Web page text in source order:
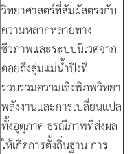
วิทยาศาสตร์ที่สัมผัสตรงกับ
ความหลากหลายทาง
ชีวภาพและระบบนิเวศจาก
ดอยถึงลุ่มแม่น้ำปิงที่
รวบรวมความเชิงพิภพวิทยา
พลังงานและการเปลี่ยนแปล
ทั้งอุตุภาค ธรณีภาพที่ส่งผล
ให้เกิดการตั้งถิ่นฐาน การ